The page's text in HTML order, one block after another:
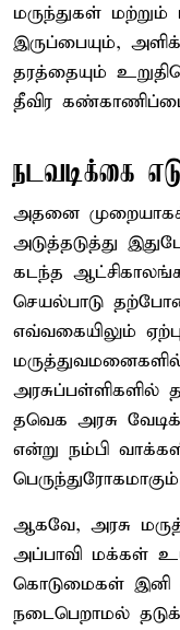
மருந்துகள் மற்றும்
இருப்பையும்,
தரத்தையும்
தீவிர
நடவடிக்கை
அதனை
அடுத்தடுத்து
கடந்த
செயல்பாடு
எவ்வகையிலும்
தவெக அரசு
என்று நம்பி
ஆகவே, அரசு
அப்பாவி மக்கள்
கொடுமைகள் இனி
நடைபெறாமல்